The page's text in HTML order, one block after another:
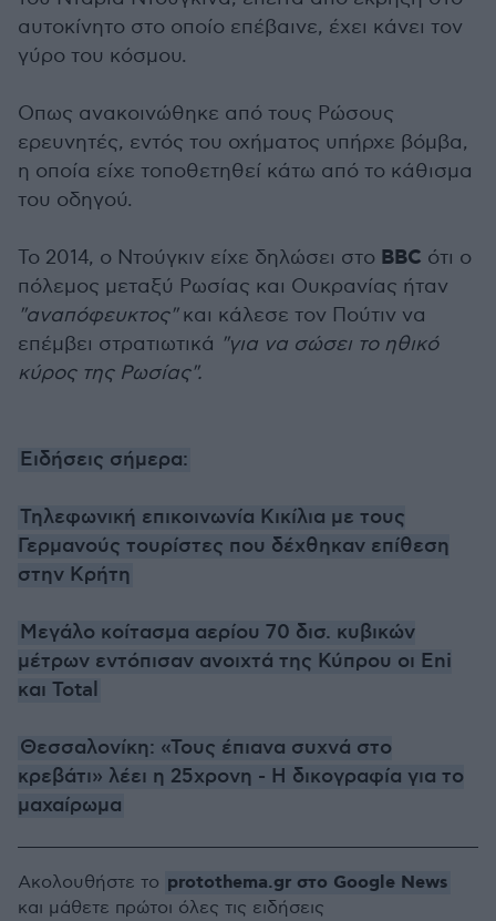
αυτοκίνητο στο οποίο επέβαινε, έχει κάνει τον
γύρο του κόσμου.
Οπως ανακοινώθηκε από τους Ρώσους
ερευνητές, εντός του οχήματος υπήρχε βόμβα,
η οποία είχε τοποθετηθεί κάτω από το κάθισμα
του οδηγού.
Το 2014, ο Ντούγκιν είχε δηλώσει στο BBC ότι ο
πόλεμος μεταξύ Ρωσίας και Ουκρανίας ήταν
"αναπόφευκτος"και κάλεσε τον Πούτιν να
επέμβει στρατιωτικά "για να σώσει το ηθικό
κύρος της Ρωσίας".
Ειδήσεις σήμερα:
Τηλεφωνική επικοινωνία Κικίλια με τους
Γερμανούς τουρίστες που δέχθηκαν επίθεση
στην Κρήτη
Μεγάλο κοίτασμα αερίου 70 δισ. κυβικών
μέτρων εντόπισαν ανοιχτά της Κύπρου οι Eni
και Total
Θεσσαλονίκη: «Τους έπιανα συχνά στο
κρεβάτι» λέει η 25χρονη - Η δικογραφία για το
μαχαίρωμα
Ακολουθήστε το protothema.gr στο Google News
και μάθετε πρώτοι όλες τις ειδήσεις